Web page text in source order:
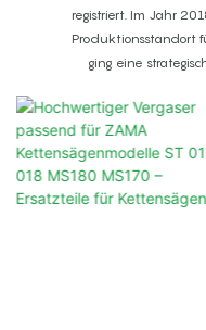
registriert. Im Jahr
Produktionsstandort
ging eine